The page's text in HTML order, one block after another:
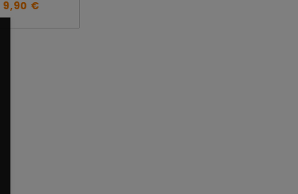
9,90 €